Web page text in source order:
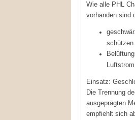
Wie alle PHL
vorhanden sind
schützen.
Einsatz:
Die Trennung
ausgeprägten
empfiehlt sich